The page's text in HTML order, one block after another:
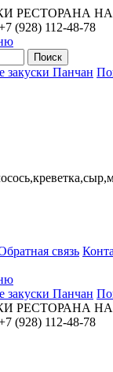
РЕСТОРАНА
(928) 112-48-78
закуски Панчан
связь
закуски Панчан
РЕСТОРАНА
(928) 112-48-78